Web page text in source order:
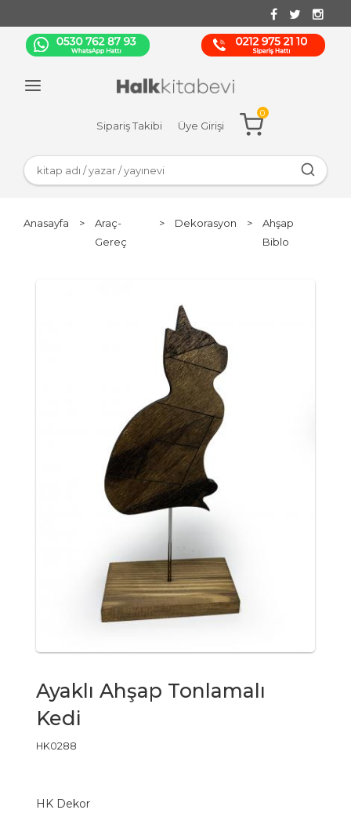
Sipariş Takibi Üye Girişi
0
Anasayfa >
Araç-
Gereç
> Dekorasyon >
Ahşap
Biblo
Ayaklı Ahşap Tonlamalı
Kedi
HK0288
HK Dekor